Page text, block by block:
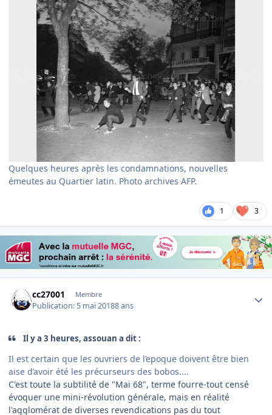
Quelques heures après les condamnations, nouvelles
émeutes au Quartier latin. Photo archives AFP.
1 3
cc27001 Membre
Publication: 5 mai 20188 ans
Il y a 3 heures, assouan a dit :
Il est certain que les ouvriers de l’epoque doivent être bien
aise d’avoir été les précurseurs des bobos....
C'est toute la subtilité de "Mai 68", terme fourre-tout censé
évoquer une mini-révolution générale, mais en réalité
l'agglomérat de diverses revendications pas du tout